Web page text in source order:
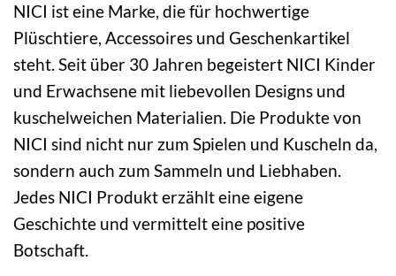
NICI ist eine Marke, die für hochwertige
Plüschtiere, Accessoires und Geschenkartikel
steht. Seit über 30 Jahren begeistert NICI Kinder
und Erwachsene mit liebevollen Designs und
kuschelweichen Materialien. Die Produkte von
NICI sind nicht nur zum Spielen und Kuscheln da,
sondern auch zum Sammeln und Liebhaben.
Jedes NICI Produkt erzählt eine eigene
Geschichte und vermittelt eine positive
Botschaft.